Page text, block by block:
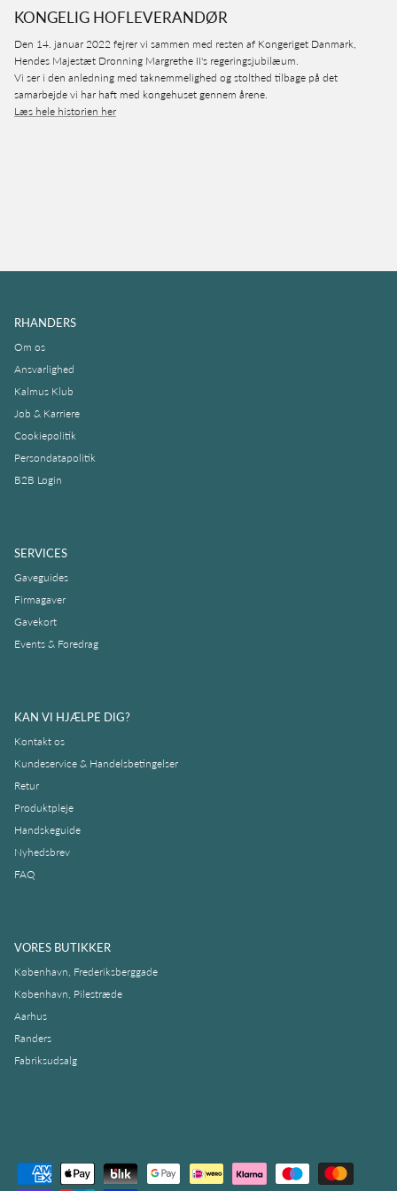
KONGELIG HOFLEVERANDØR
Den 14. januar 2022 fejrer vi sammen med resten af Kongeriget Danmark,
Hendes Majestæt Dronning Margrethe II's regeringsjubilæum.
Vi ser i den anledning med taknemmelighed og stolthed tilbage på det
samarbejde vi har haft med kongehuset gennem årene.
Læs hele historien her
RHANDERS
Om os
Ansvarlighed
Kalmus Klub
Job & Karriere
Cookiepolitik
Persondatapolitik
B2B Login
SERVICES
Gaveguides
Firmagaver
Gavekort
Events & Foredrag
KAN VI HJÆLPE DIG?
Kontakt os
Kundeservice & Handelsbetingelser
Retur
Produktpleje
Handskeguide
Nyhedsbrev
FAQ
VORES BUTIKKER
København, Frederiksberggade
København, Pilestræde
Aarhus
Randers
Fabriksudsalg